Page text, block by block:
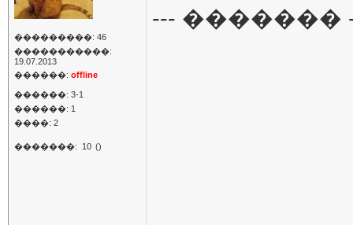
���������: 46
�����������:
19.07.2013
������: offline
������: 3-1
������: 1
����: 2
�������: 10 ()
--- �������